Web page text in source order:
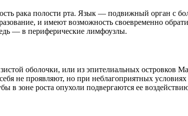
рака полости рта. Язык — подвижный орган с
и имеют возможность своевременно
— в периферические лимфоузлы.
оболочки, или из эпителиальных
не проявляют, но при неблагоприятных
в зоне роста опухоли подвергаются ее